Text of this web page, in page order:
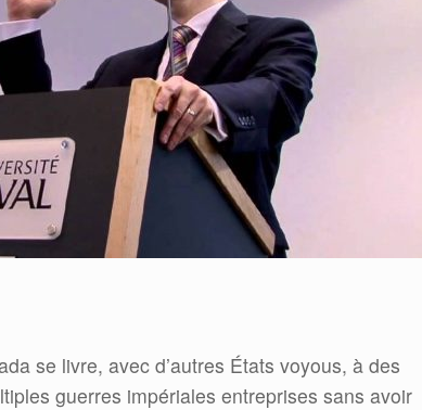
se livre, avec d’autres États voyous, à des
guerres impériales entreprises sans avoir